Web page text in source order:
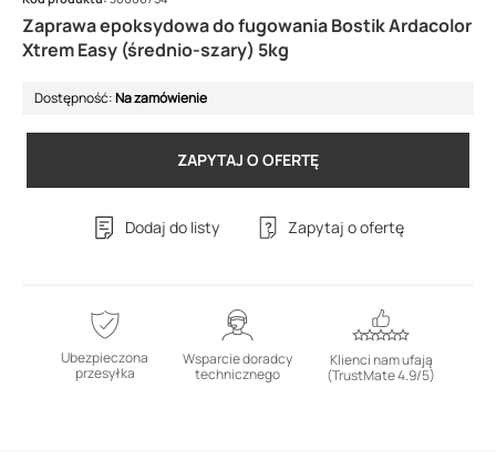
Zaprawa epoksydowa do fugowania Bostik Ardacolor
Xtrem Easy (średnio-szary) 5kg
Dostępność:Na zamówienie
ZAPYTAJ O OFERTĘ
Dodaj do listy Zapytaj o ofertę
Ubezpieczona
przesyłka
Wsparcie doradcy
technicznego
Klienci nam ufają
(TrustMate 4.9/5)